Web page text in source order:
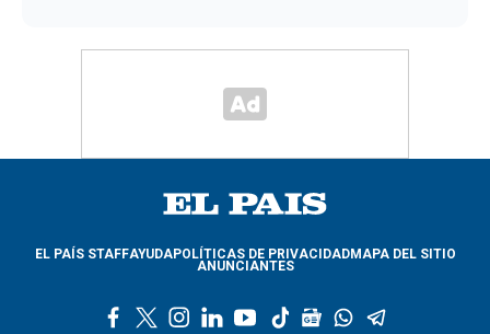
EL PAÍS STAFFAYUDAPOLÍTICAS DE PRIVACIDADMAPA DEL SITIO
ANUNCIANTES
l
y
t
g
w